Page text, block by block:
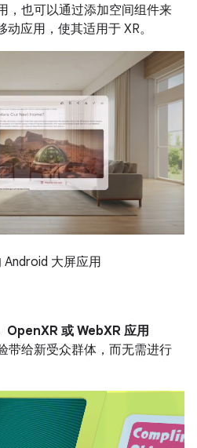
，也可以通过添加空间组件来
应用，使其适用于 XR。
Android 大屏应用
或 WebXR 应用
带给新受众群体，而无需进行